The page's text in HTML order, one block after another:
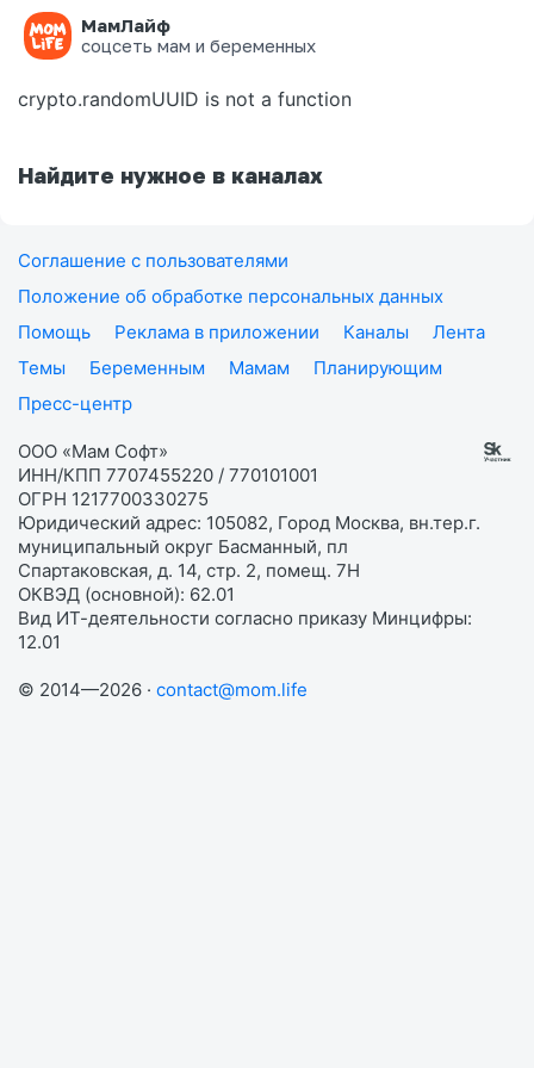
МамЛайф
соцсеть мам и беременных
Ошибка на странице
crypto.randomUUID is not a function
Найдите нужное в каналах
Соглашение с пользователями
Положение об обработке персональных данных
Помощь
Реклама в приложении Каналы
Лента
Темы
Беременным Мамам
Планирующим
Пресс-центр
ООО «Мам Софт»
ИНН/КПП 7707455220 / 770101001
ОГРН 1217700330275
Юридический адрес: 105082, Город Москва, вн.тер.г.
муниципальный округ Басманный, пл
Спартаковская, д. 14, стр. 2, помещ. 7Н
ОКВЭД (основной): 62.01
Вид ИТ-деятельности согласно приказу Минцифры:
12.01
© 2014—2026 · contact@mom.life